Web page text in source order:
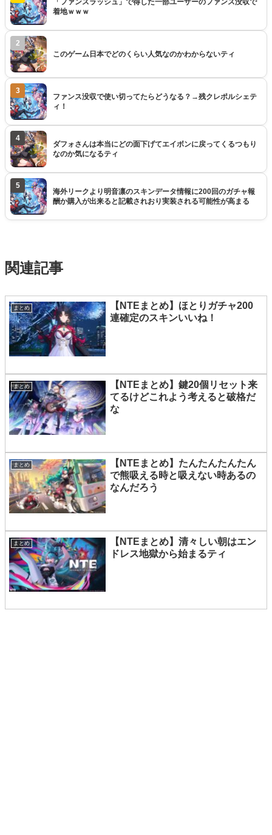
「ファンスラッシュ」で得した一部ユーザーのファンス没収で
着地ｗｗｗ
2
このゲーム日本でどのくらい人気なのかわからないティ
3
ファンス没収で使い切ってたらどうなる？→残クレポルシェテ
ィ！
4
ダフォさんは本当にどの面下げてエイボンに戻ってくるつもり
なのか気になるティ
5
海外リークより明音凛のスキンデータ情報に200回のガチャ報
酬か購入が出来ると記載されおり実装される可能性が高まる
関連記事
まとめ
【NTEまとめ】ほとりガチャ200
連確定のスキンいいね！
まとめ
【NTEまとめ】鍵20個リセット来
てるけどこれよう考えると破格だ
な
まとめ
【NTEまとめ】たんたんたんたん
で熊吸える時と吸えない時あるの
なんだろう
まとめ
【NTEまとめ】清々しい朝はエン
ドレス地獄から始まるティ